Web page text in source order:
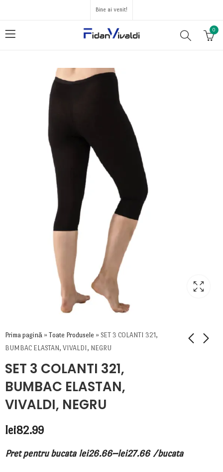
Bine ai venit!
0
Prima pagină » Toate Produsele » SET 3 COLANTI 321,
BUMBAC ELASTAN, VIVALDI, NEGRU
SET 3 COLANTI 321,
BUMBAC ELASTAN,
VIVALDI, NEGRU
lei82.99
Pret pentru bucata lei26.66–lei27.66 /bucata